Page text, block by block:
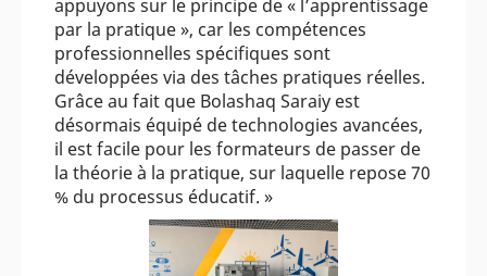
appuyons sur le principe de « l’apprentissage
par la pratique », car les compétences
professionnelles spécifiques sont
développées via des tâches pratiques réelles.
Grâce au fait que Bolashaq Saraiy est
désormais équipé de technologies avancées,
il est facile pour les formateurs de passer de
la théorie à la pratique, sur laquelle repose 70
% du processus éducatif. »